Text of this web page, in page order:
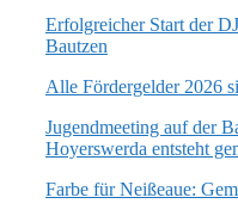
Erfolgreicher Start der
Bautzen
Alle Fördergelder 2026
Jugendmeeting auf der
Hoyerswerda entsteht
Farbe für Neißeaue: